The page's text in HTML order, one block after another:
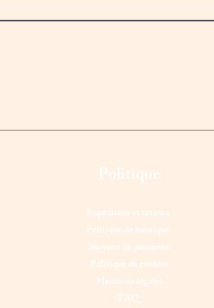
Politique
Expédition et retours
Politique de boutique
Moyens de paiement
Politique de cookies
Mentions légales
FAQ